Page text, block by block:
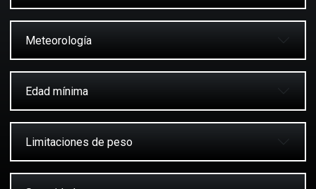
Meteorología
Edad mínima
Limitaciones de peso